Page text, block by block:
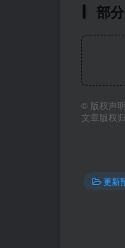
部
© 版权声明
文章版权
更新